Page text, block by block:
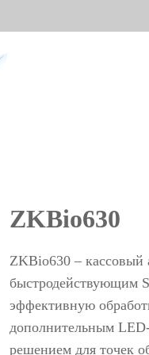
Учет
Учет
ZKBio630
ZKBio630 –
быстродействующим
эффективную
дополнительным
решением для точек